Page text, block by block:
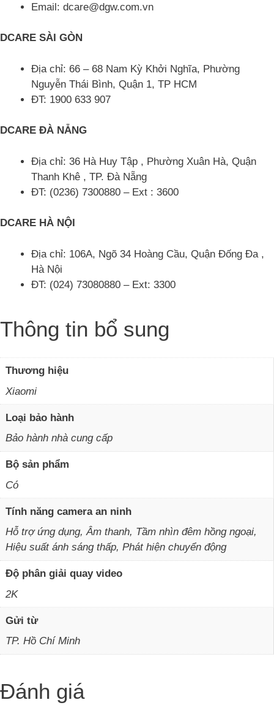
Email: dcare@dgw.com.vn
DCARE SÀI GÒN
Địa chỉ: 66 – 68 Nam Kỳ Khởi Nghĩa, Phường
Nguyễn Thái Bình, Quận 1, TP HCM
ĐT: 1900 633 907
DCARE ĐÀ NẴNG
Địa chỉ: 36 Hà Huy Tập , Phường Xuân Hà, Quận
Thanh Khê , TP. Đà Nẵng
ĐT: (0236) 7300880 – Ext : 3600
DCARE HÀ NỘI
Địa chỉ: 106A, Ngõ 34 Hoàng Cầu, Quận Đống Đa ,
Hà Nội
ĐT: (024) 73080880 – Ext: 3300
Thông tin bổ sung
Thương hiệu
Xiaomi
Loại bảo hành
Bảo hành nhà cung cấp
Bộ sản phẩm
Có
Tính năng camera an ninh
Hỗ trợ ứng dụng, Âm thanh, Tầm nhìn đêm hồng ngoại,
Hiệu suất ánh sáng thấp, Phát hiện chuyển động
Độ phân giải quay video
2K
Gửi từ
TP. Hồ Chí Minh
Đánh giá